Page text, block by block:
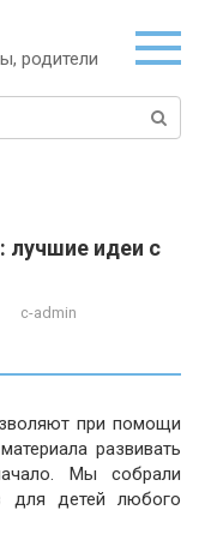
родители
лучшие идеи с
c-admin
при помощи
развивать
Мы собрали
для детей любого